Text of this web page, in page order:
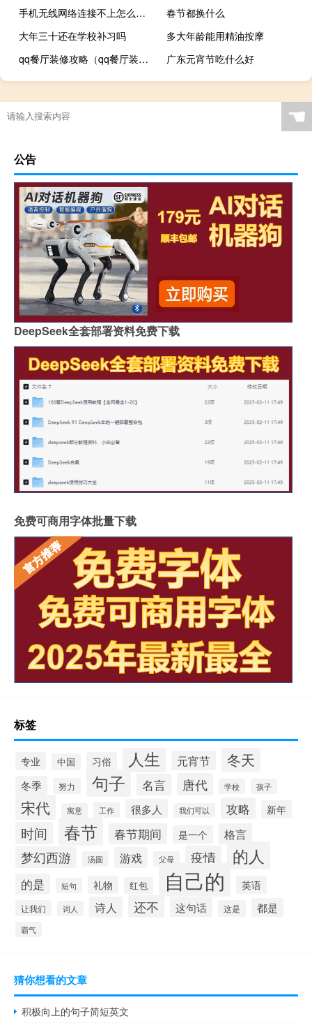
手机无线网络连接不上怎么办（手机无线网络连接不上）
春节都换什么
大年三十还在学校补习吗
多大年龄能用精油按摩
qq餐厅装修攻略（qq餐厅装修）
广东元宵节吃什么好
☚
公告
DeepSeek全套部署资料免费下载
免费可商用字体批量下载
标签
专业 中国 习俗 人生 元宵节 冬天
冬季 努力 句子 名言 唐代 学校 孩子
宋代 寓意 工作 很多人 我们可以 攻略 新年
时间 春节 春节期间 是一个 格言
梦幻西游 汤圆 游戏 父母 疫情 的人
的是 短句 礼物 红包 自己的 英语
让我们 词人 诗人 还不 这句话 这是 都是
霸气
猜你想看的文章
积极向上的句子简短英文